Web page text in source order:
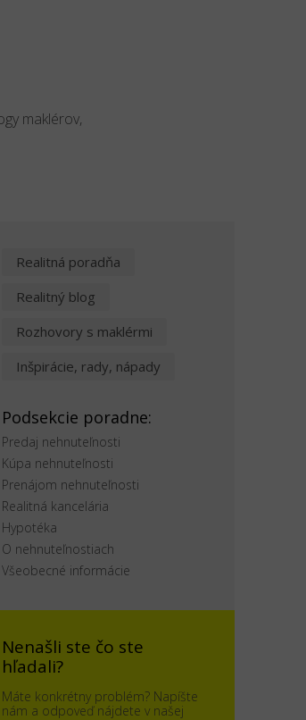
maklérov,
Realitná poradňa
Realitný blog
Rozhovory s maklérmi
Inšpirácie, rady, nápady
Podsekcie poradne:
Predaj nehnuteľnosti
Kúpa nehnuteľnosti
Prenájom nehnuteľnosti
Realitná kancelária
Hypotéka
O nehnuteľnostiach
Všeobecné informácie
Nenašli ste čo ste
hľadali?
Máte konkrétny problém? Napíšte
nám a odpoveď nájdete v našej